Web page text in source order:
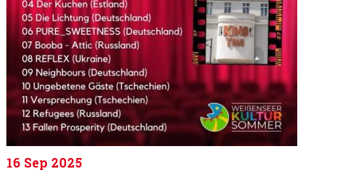
16 Sep 2025